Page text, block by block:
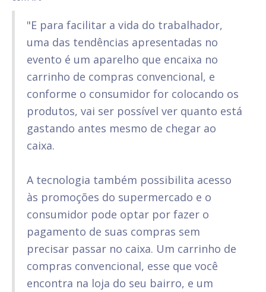
"E para facilitar a vida do trabalhador,
uma das tendências apresentadas no
evento é um aparelho que encaixa no
carrinho de compras convencional, e
conforme o consumidor for colocando os
produtos, vai ser possível ver quanto está
gastando antes mesmo de chegar ao
caixa.
A tecnologia também possibilita acesso
às promoções do supermercado e o
consumidor pode optar por fazer o
pagamento de suas compras sem
precisar passar no caixa. Um carrinho de
compras convencional, esse que você
encontra na loja do seu bairro, e um